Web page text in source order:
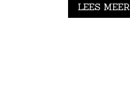
LEES MEER